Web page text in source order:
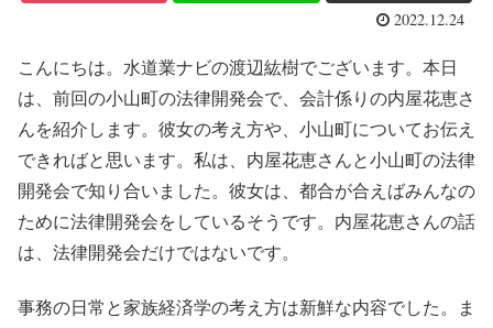
2022.12.24
こんにちは。水道業ナビの渡辺紘樹でございます。本日
は、前回の小山町の法律開発会で、会計係りの内屋花恵さ
んを紹介します。彼女の考え方や、小山町についてお伝え
できればと思います。私は、内屋花恵さんと小山町の法律
開発会で知り合いました。彼女は、都合が合えばみんなの
ために法律開発会をしているそうです。内屋花恵さんの話
は、法律開発会だけではないです。
事務の日常と家族経済学の考え方は新鮮な内容でした。ま